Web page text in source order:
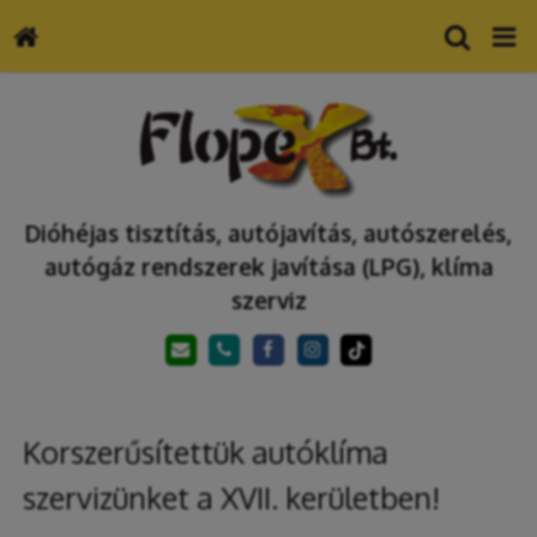
Dióhéjas tisztítás, autójavítás, autószerelés,
autógáz rendszerek javítása (LPG), klíma
szerviz
Korszerűsítettük autóklíma
szervizünket a XVII. kerületben!